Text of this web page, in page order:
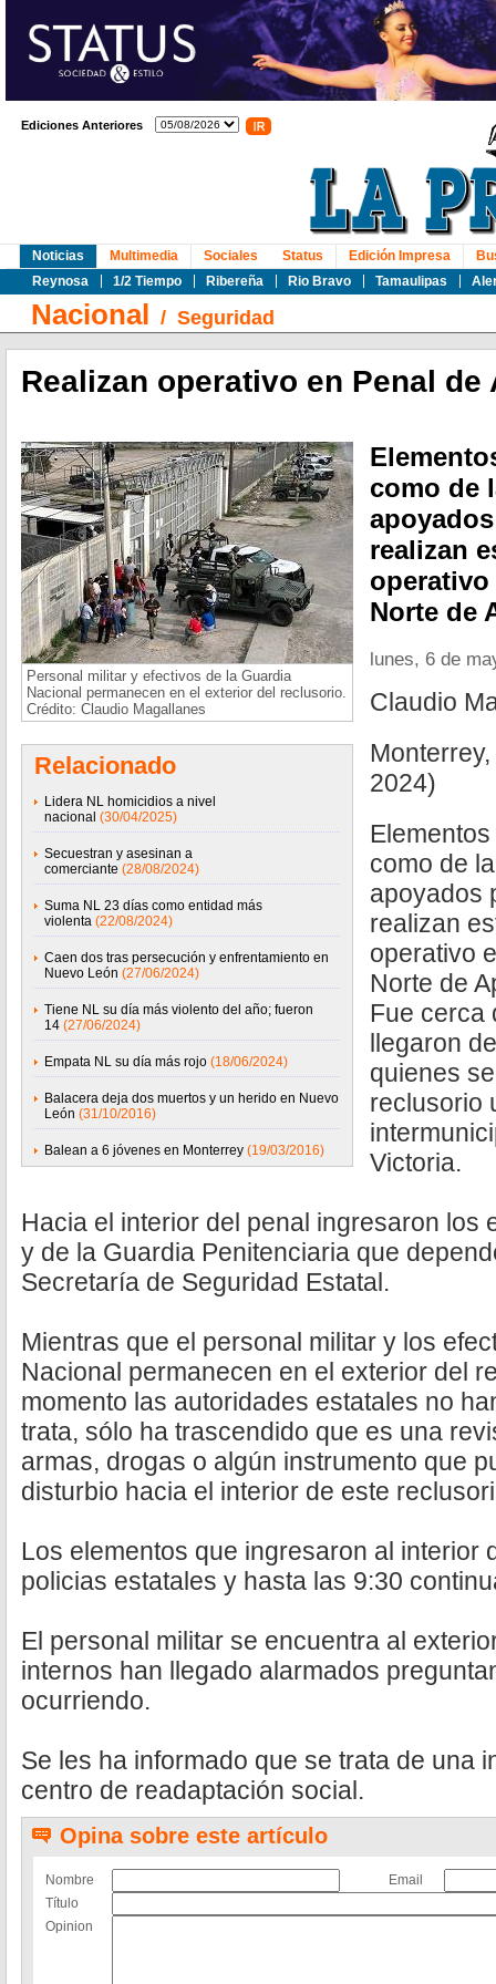
Ediciones Anteriores
Noticias
Reynosa
1/2 Tiempo Ribereña Rio Bravo Tamaulipas
Multimedia Sociales Status Edición Impresa
Nacional / Seguridad
Realizan operativo en Penal de
Personal militar y efectivos de la Guardia
Nacional permanecen en el exterior del reclusorio.
Crédito: Claudio Magallanes
Relacionado
Lidera NL homicidios a nivel
nacional (30/04/2025)
Secuestran y asesinan a
comerciante (28/08/2024)
Suma NL 23 días como entidad más
violenta (22/08/2024)
Caen dos tras persecución y enfrentamiento en
Nuevo León (27/06/2024)
Tiene NL su día más violento del año; fueron
14 (27/06/2024)
Empata NL su día más rojo (18/06/2024)
Balacera deja dos muertos y un herido en Nuevo
León (31/10/2016)
Balean a 6 jóvenes en Monterrey (19/03/2016)
como de
realizan
operativo
Norte de
lunes, 6 de
Claudio
2024)
como de
apoyados
realizan
operativo
Norte de
Fue cerca
llegaron
quienes
reclusorio
Victoria.
Hacia el interior del penal ingresaron los
y de la Guardia Penitenciaria que
Secretaría de Seguridad Estatal.
Mientras que el personal militar y los
Nacional permanecen en el exterior del
momento las autoridades estatales no
trata, sólo ha trascendido que es una
armas, drogas o algún instrumento que
disturbio hacia el interior de este
Los elementos que ingresaron al interior
policias estatales y hasta las 9:30
El personal militar se encuentra al
internos han llegado alarmados
ocurriendo.
Se les ha informado que se trata de una
centro de readaptación social.
Opina sobre este artículo
Nombre
Email
Título
Opinion